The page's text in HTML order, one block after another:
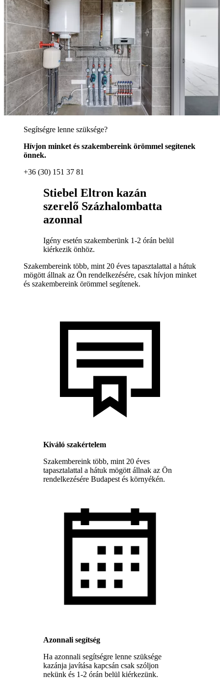
Segítségre lenne szüksége?
Hívjon minket és szakembereink örömmel segítenek
önnek.
+36 (30) 151 37 81
Stiebel Eltron kazán
szerelő Százhalombatta
azonnal
Igény esetén szakemberünk 1-2 órán belül
kiérkezik önhöz.
Szakembereink több, mint 20 éves tapasztalattal a hátuk
mögött állnak az Ön rendelkezésére, csak hívjon minket
és szakembereink örömmel segítenek.
Kiváló szakértelem
Szakembereink több, mint 20 éves
tapasztalattal a hátuk mögött állnak az Ön
rendelkezésére Budapest és környékén.
Azonnali segítség
Ha azonnali segítségre lenne szüksége
kazánja javítása kapcsán csak szóljon
nekünk és 1-2 órán belül kiérkezünk.